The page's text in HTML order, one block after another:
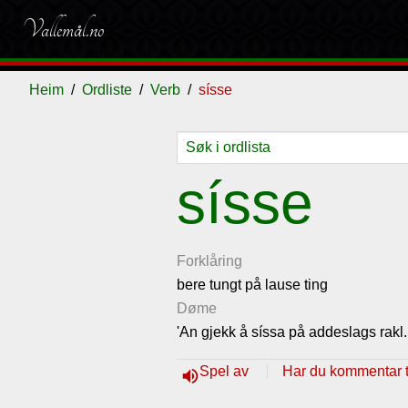
Vallemål.no
Heim Ordliste Verb sísse
sísse
Forklåring
bere tungt på lause ting
Døme
'An gjekk å síssa på addeslags rakl.
volume_upSpel av Har du kommentar